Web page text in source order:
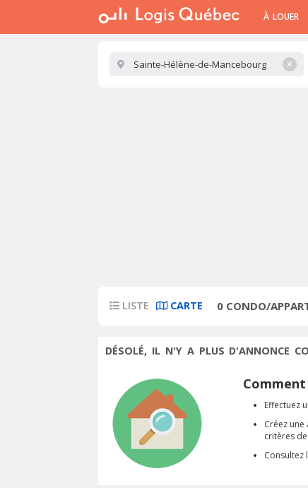
À LOUER
✕
LISTE CARTE 0 CONDO/
DÉSOLÉ, IL N'Y A PLUS D'ANNONCE
Effectuez
Créez
critères
Consultez